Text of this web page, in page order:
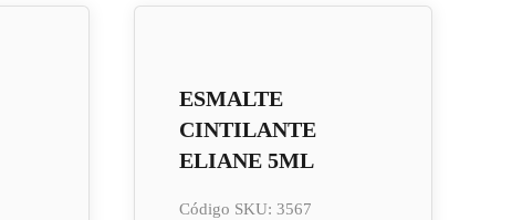
ESMALTE
CINTILANTE
ELIANE 5ML
Código SKU: 3567